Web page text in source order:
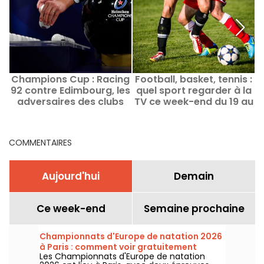
Champions Cup : Racing
92 contre Edimbourg, les
adversaires des clubs
Football, basket, tennis :
quel sport regarder à la
TV ce week-end du 19 au
COMMENTAIRES
Aujourd'hui Demain
Ce week-end Semaine prochaine
Championnats d'Europe de natation 2026
à Paris : comment voir gratuitement
certaines épreuves ?
Les Championnats d'Europe de natation